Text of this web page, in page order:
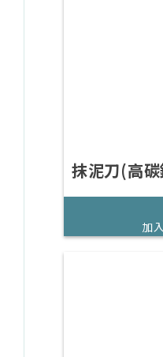
抹泥刀(高
加